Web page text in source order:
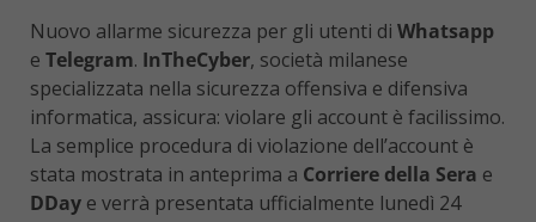
Nuovo allarme sicurezza per gli utenti di Whatsapp
e Telegram. InTheCyber, società milanese
specializzata nella sicurezza offensiva e difensiva
informatica, assicura: violare gli account è facilissimo.
La semplice procedura di violazione dell’account è
stata mostrata in anteprima a Corriere della Sera e
DDay e verrà presentata ufficialmente lunedì 24